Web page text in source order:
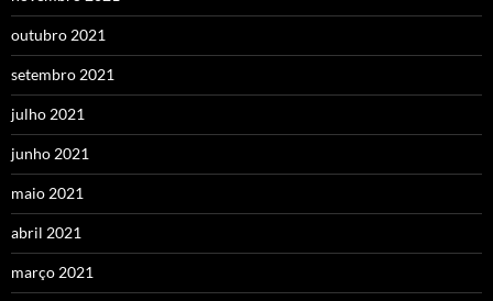
outubro 2021
setembro 2021
julho 2021
junho 2021
maio 2021
abril 2021
março 2021